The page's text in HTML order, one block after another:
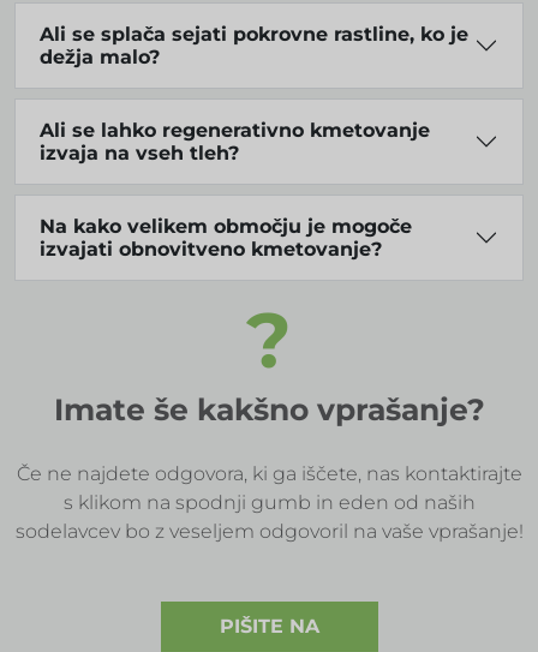
Ali se splača sejati pokrovne rastline, ko je
dežja malo?
Ali se lahko regenerativno kmetovanje
izvaja na vseh tleh?
Na kako velikem območju je mogoče
izvajati obnovitveno kmetovanje?
?
Imate še kakšno vprašanje?
Če ne najdete odgovora, ki ga iščete, nas kontaktirajte
s klikom na spodnji gumb in eden od naših
sodelavcev bo z veseljem odgovoril na vaše vprašanje!
PIŠITE NA